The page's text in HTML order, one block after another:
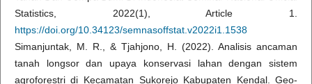
Statistics, 2022(1), Article 1.
https://doi.org/10.34123/semnasoffstat.v2022i1.1538
Simanjuntak, M. R., & Tjahjono, H. (2022). Analisis ancaman
tanah longsor dan upaya konservasi lahan dengan sistem
agroforestri di Kecamatan Sukorejo Kabupaten Kendal. Geo-